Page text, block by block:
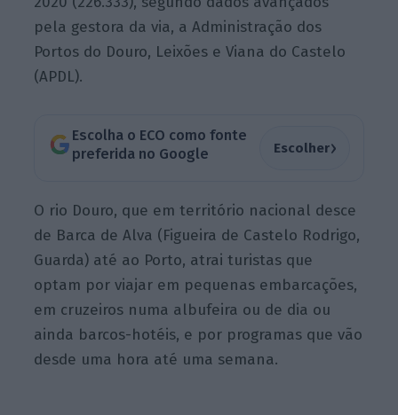
pela gestora da via, a Administração dos
Portos do Douro, Leixões e Viana do Castelo
(APDL).
Escolha o ECO como fonte
preferida no Google
Escolher›
O rio Douro, que em território nacional desce
de Barca de Alva (Figueira de Castelo Rodrigo,
Guarda) até ao Porto, atrai turistas que
optam por viajar em pequenas embarcações,
em cruzeiros numa albufeira ou de dia ou
ainda barcos-hotéis, e por programas que vão
desde uma hora até uma semana.